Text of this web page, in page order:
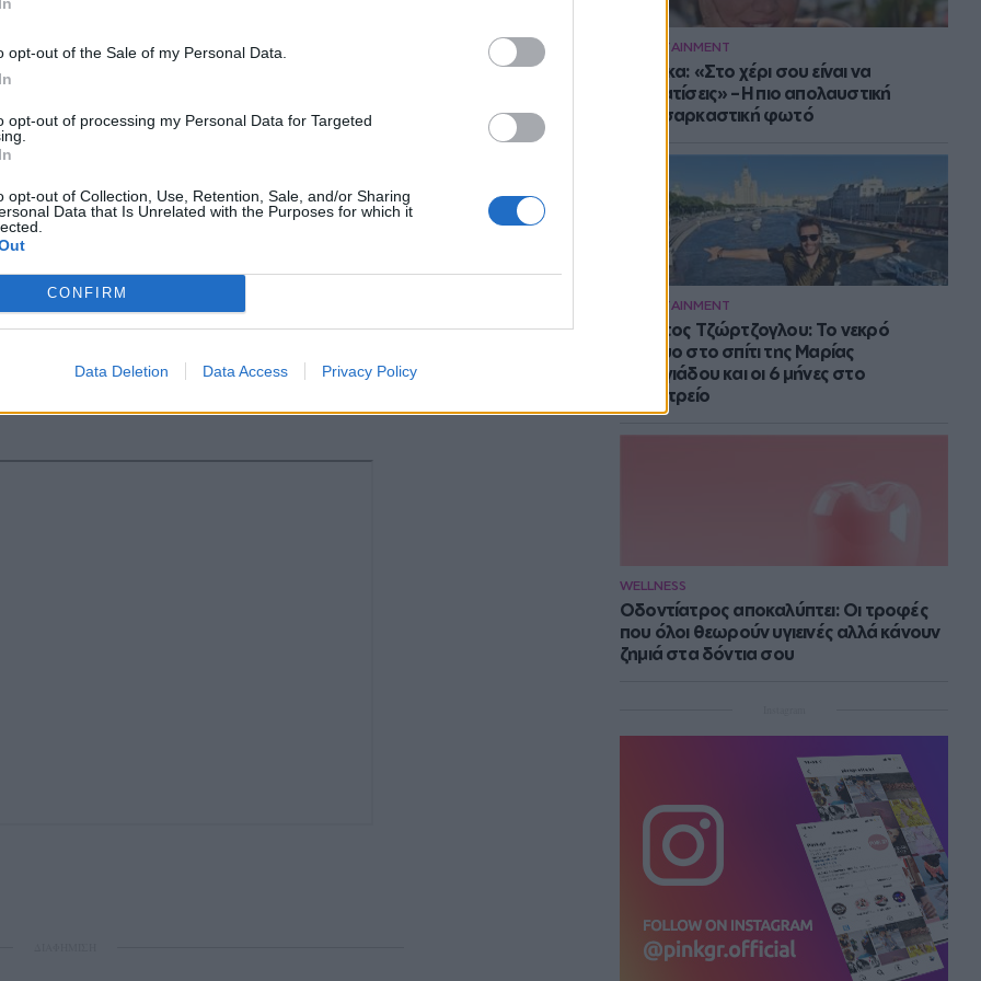
opt-out of the Sale of my Personal Data.
opt-out of processing my Personal Data for Targeted
opt-out of Collection, Use, Retention, Sale, and/or Sharing
Data that Is Unrelated with the Purposes for which it
CONFIRM
Data Deletion Data Access Privacy Policy
ENTERTAINMENT
Μπάρκα: «Στο χέρι σου είναι να
αδυνατίσεις» – Η πιο απολαυστική
αυτοσαρκαστική φωτό
ENTERTAINMENT
Στράτος Τζώρτζογλου: Το νεκρό
έμβρυο στο σπίτι της Μαρίας
Γεωργιάδου και οι 6 μήνες στο
ψυχιατρείο
WELLNESS
Οδοντίατρος αποκαλύπτει: Οι τροφές
που όλοι θεωρούν υγιεινές αλλά κάνουν
ζημιά στα δόντια σου
Παπαγεωργίου υποδέχθηκε τον
φακός τους τσάκωσε σε τρυφερές